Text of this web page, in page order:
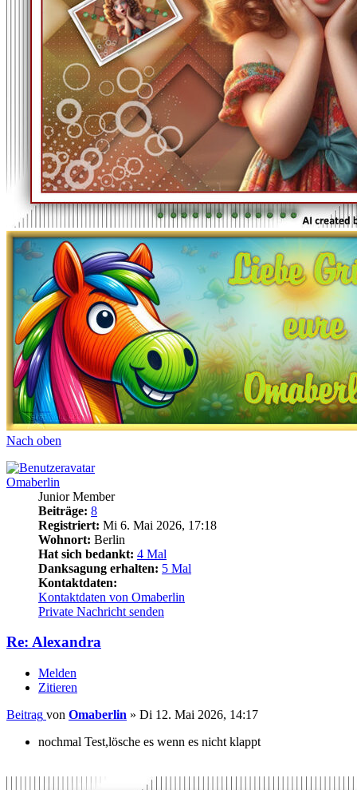
Nach oben
Omaberlin
Junior Member
Beiträge: 8
Registriert: Mi 6. Mai 2026, 17:18
Wohnort: Berlin
Hat sich bedankt: 4 Mal
Danksagung erhalten: 5 Mal
Kontaktdaten:
Kontaktdaten von Omaberlin
Private Nachricht senden
Re: Alexandra
Melden
Zitieren
Beitrag von Omaberlin » Di 12. Mai 2026, 14:17
nochmal Test,lösche es wenn es nicht klappt